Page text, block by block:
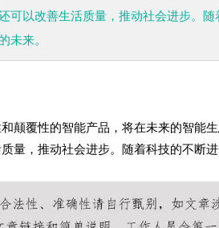
可以改善生活质量，推动社会进步。
未来。
颠覆性的智能产品，将在未来的智能
量，推动社会进步。随着科技的不断